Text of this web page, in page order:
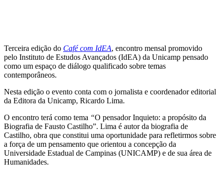
Terceira edição do Café com IdEA, encontro mensal promovido
pelo Instituto de Estudos Avançados (IdEA) da Unicamp pensado
como um espaço de diálogo qualificado sobre temas
contemporâneos.
Nesta edição o evento conta com o jornalista e coordenador editorial
da Editora da Unicamp, Ricardo Lima.
O encontro terá como tema “O pensador Inquieto: a propósito da
Biografia de Fausto Castilho”. Lima é autor da biografia de
Castilho, obra que constitui uma oportunidade para refletirmos sobre
a força de um pensamento que orientou a concepção da
Universidade Estadual de Campinas (UNICAMP) e de sua área de
Humanidades.